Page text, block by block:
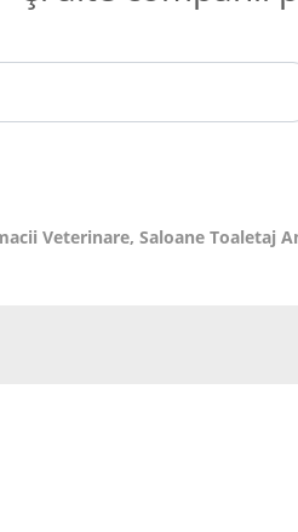
Veterinare, Saloane Toaletaj